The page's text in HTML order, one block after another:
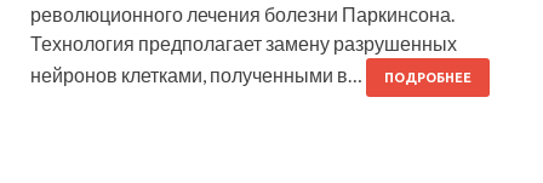
революционного лечения болезни Паркинсона.
Технология предполагает замену разрушенных
нейронов клетками, полученными в…
ПОДРОБНЕЕ